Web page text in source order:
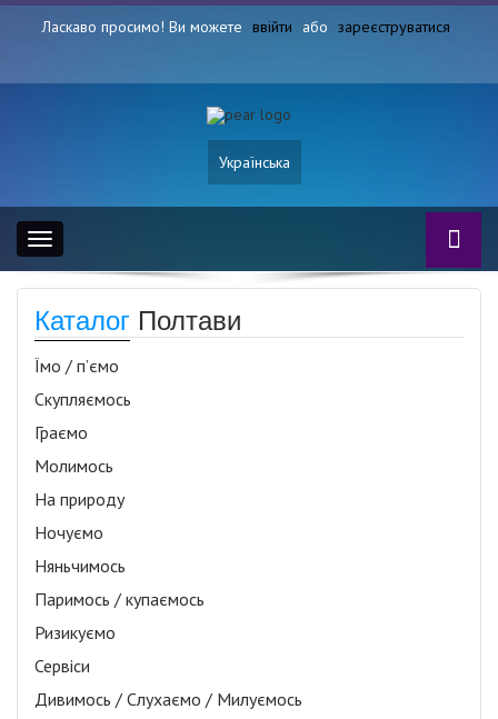
Ласкаво просимо! Ви можете ввійти або зареєструватися
Українська
Toggle
navigation
Каталог Полтави
Їмо / п’ємо
Скупляємось
Граємо
Молимось
На природу
Ночуємо
Няньчимось
Паримось / купаємось
Ризикуємо
Сервіси
Дивимось / Слухаємо / Милуємось